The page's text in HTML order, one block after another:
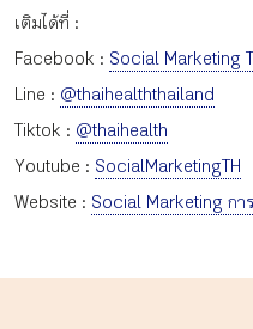
เติมได้ที่ :
Facebook : Social Marketing
Line : @thaihealththailand
Tiktok : @thaihealth
Youtube : SocialMarketingTH
Website : Social Marketing กา